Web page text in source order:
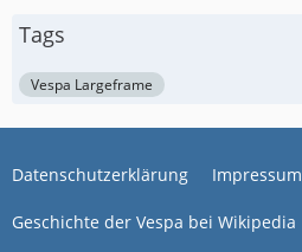
Tags
Vespa Largeframe
Datenschutzerklärung Impressum
Geschichte der Vespa bei Wikipedia